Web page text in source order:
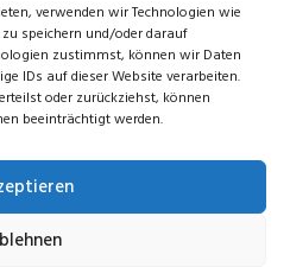
verwenden wir Technologien wie
speichern und/oder darauf
zustimmst, können wir Daten
IDs auf dieser Website verarbeiten.
oder zurückziehst, können
beeinträchtigt werden.
All rights reserved